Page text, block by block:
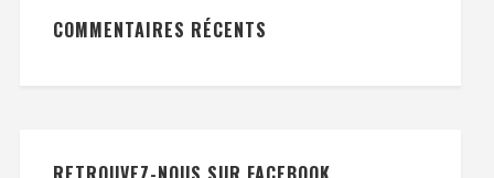
COMMENTAIRES RÉCENTS